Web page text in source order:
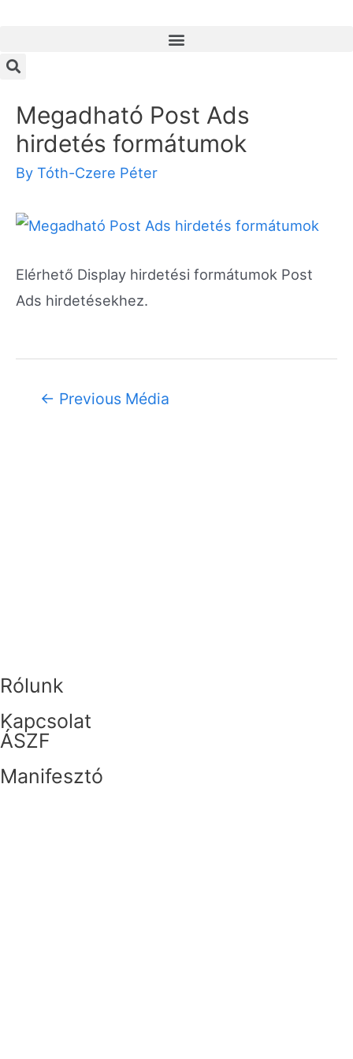
Megadható Post Ads
hirdetés formátumok
By Tóth-Czere Péter
Elérhető Display hirdetési formátumok Post
Ads hirdetésekhez.
← Previous Média
Rólunk
Kapcsolat
ÁSZF
Manifesztó